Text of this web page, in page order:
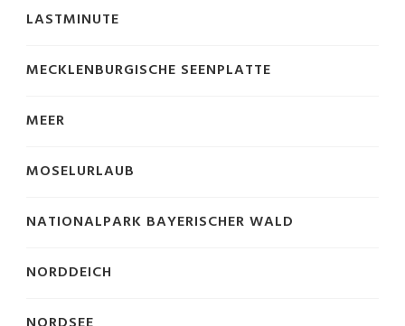
LASTMINUTE
MECKLENBURGISCHE SEENPLATTE
MEER
MOSELURLAUB
NATIONALPARK BAYERISCHER WALD
NORDDEICH